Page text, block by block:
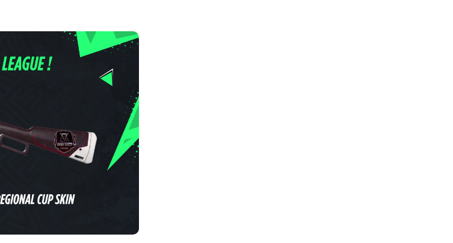
the best in their region. The
for Stage 1 of the EVA
Est.
region at EVA
21st of June to unlock